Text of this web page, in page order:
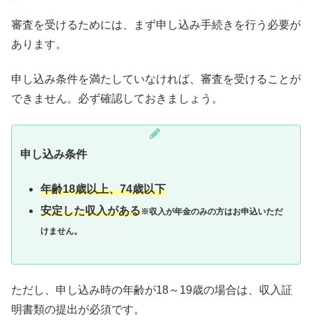
審査を受けるためには、まず申し込み手続きを行う必要が
あります。
申し込み条件を満たしていなければ、審査を受けることが
できません。必ず確認しておきましょう。
申し込み条件
年齢18歳以上、74歳以下
安定した収入がある※収入が年金のみの方はお申込いただ
けません。
ただし、申し込み時の年齢が18～19歳の場合は、収入証
明書類の提出が必須です。